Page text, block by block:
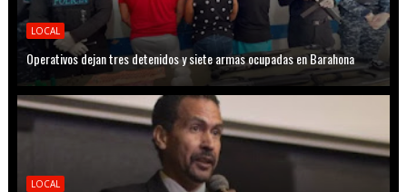
LOCAL
Operativos dejan tres detenidos y siete armas ocupadas en Barahona
LOCAL